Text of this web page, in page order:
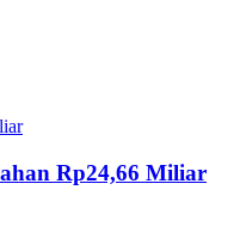
Rp24,66 Miliar